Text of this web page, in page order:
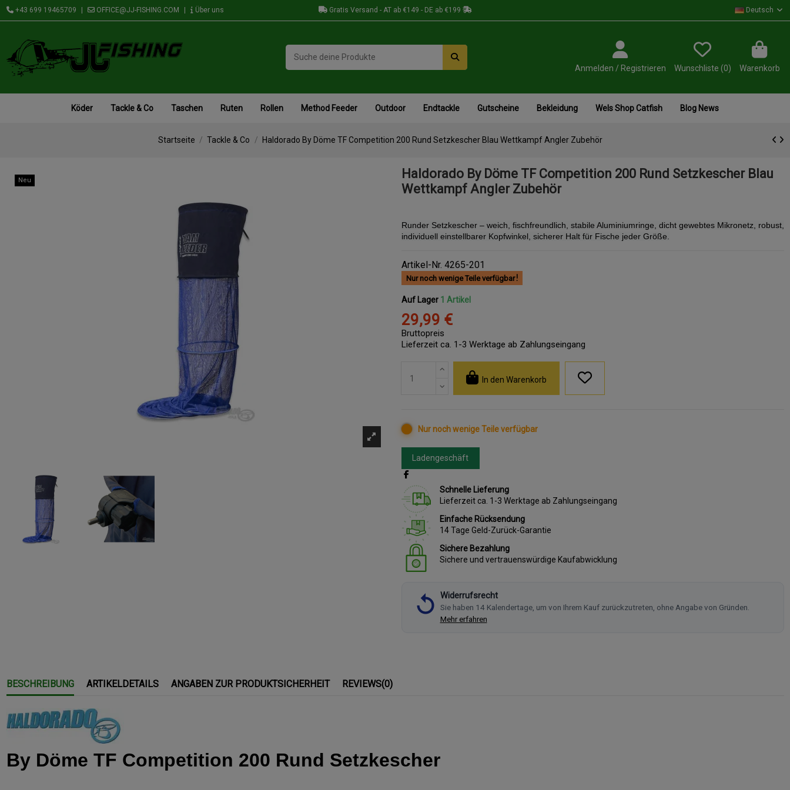
+43 699 19465709 OFFICE@JJ-FISHING.COM Über uns Gratis Versand - AT ab €149 - DE ab €199 Deutsch
Anmelden / Registrieren Wunschliste (0) Warenkorb
Köder Tackle & Co Taschen Ruten Rollen Method Feeder Outdoor Endtackle Gutscheine Bekleidung Wels Shop Catfish Blog News
Startseite Tackle & Co Haldorado By Döme TF Competition 200 Rund Setzkescher Blau Wettkampf Angler Zubehör
Neu
Haldorado By Döme TF Competition 200 Rund Setzkescher Blau
Wettkampf Angler Zubehör
Runder Setzkescher – weich, fischfreundlich, stabile Aluminiumringe, dicht gewebtes Mikronetz, robust,
individuell einstellbarer Kopfwinkel, sicherer Halt für Fische jeder Größe.
Artikel-Nr. 4265-201
Nur noch wenige Teile verfügbar
Auf Lager 1 Artikel
29,99 €
Bruttopreis
Lieferzeit ca. 1-3 Werktage ab Zahlungseingang
In den Warenkorb
Nur noch wenige Teile verfügbar
Ladengeschäft
Schnelle Lieferung
Lieferzeit ca. 1-3 Werktage ab Zahlungseingang
Einfache Rücksendung
14 Tage Geld-Zurück-Garantie
Sichere Bezahlung
Sichere und vertrauenswürdige Kaufabwicklung
Widerrufsrecht
Sie haben 14 Kalendertage, um von Ihrem Kauf zurückzutreten, ohne Angabe von Gründen.
Mehr erfahren
BESCHREIBUNG ARTIKELDETAILS ANGABEN ZUR PRODUKTSICHERHEIT REVIEWS(0)
By Döme TF Competition 200 Rund Setzkescher